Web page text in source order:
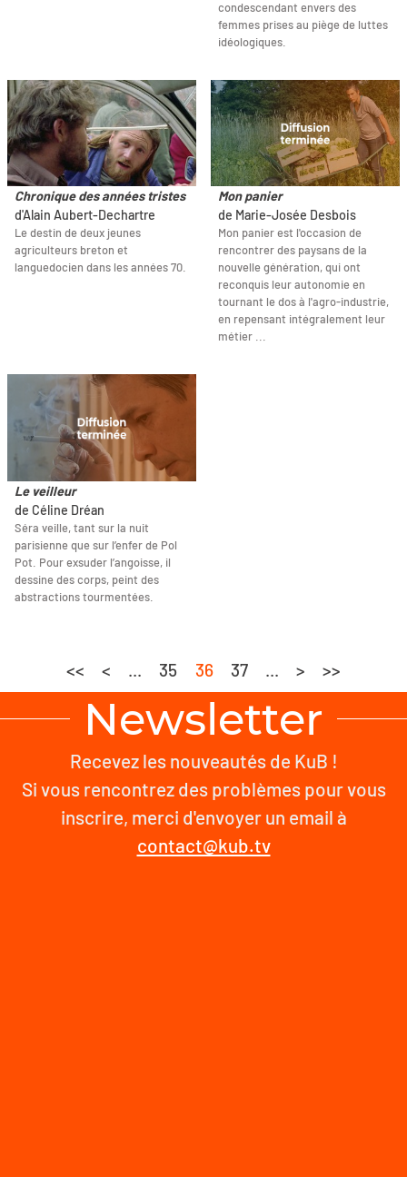
condescendant envers des
femmes prises au piège de luttes
idéologiques.
Chronique des années tristes
d'Alain Aubert-Dechartre
Le destin de deux jeunes
agriculteurs breton et
languedocien dans les années 70.
Mon panier
de Marie-Josée Desbois
Mon panier est l'occasion de
rencontrer des paysans de la
nouvelle génération, qui ont
reconquis leur autonomie en
tournant le dos à l'agro-industrie,
en repensant intégralement leur
métier ...
Le veilleur
de Céline Dréan
Séra veille, tant sur la nuit
parisienne que sur l’enfer de Pol
Pot. Pour exsuder l’angoisse, il
dessine des corps, peint des
abstractions tourmentées.
<< < ... 35 36 37 ... > >>
Newsletter
Recevez les nouveautés de KuB !
Si vous rencontrez des problèmes pour vous
inscrire, merci d'envoyer un email à
contact@kub.tv